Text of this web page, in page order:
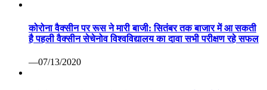
कोरोना वैक्सीन पर रूस ने मारी बाजी: सितंबर तक बाजार में आ सकती
है पहली वैक्सीन सेचेनोव विश्वविद्यालय का दावा सभी परीक्षण रहे सफल
—07/13/2020